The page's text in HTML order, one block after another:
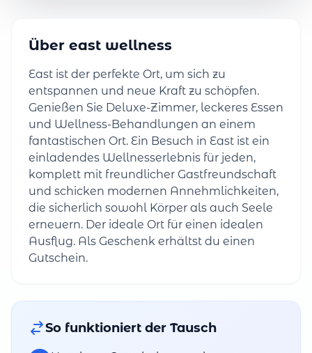
Über east wellness
East ist der perfekte Ort, um sich zu
entspannen und neue Kraft zu schöpfen.
Genießen Sie Deluxe-Zimmer, leckeres Essen
und Wellness-Behandlungen an einem
fantastischen Ort. Ein Besuch in East ist ein
einladendes Wellnesserlebnis für jeden,
komplett mit freundlicher Gastfreundschaft
und schicken modernen Annehmlichkeiten,
die sicherlich sowohl Körper als auch Seele
erneuern. Der ideale Ort für einen idealen
Ausflug. Als Geschenk erhältst du einen
Gutschein.
So funktioniert der Tausch